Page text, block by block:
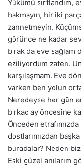
Yükümü sırtlandım,
bakmayın, bir iki
zannetmeyin.
görünce ne kadar
bırak da eve sağlam
eziliyordum zaten.
karşılaşmam. Eve
varken ben yolun
Neredeyse her gün
birkaç ay öncesine
Önceden
dostlarımızdan
buradalar? Neden
Eski güzel anılarım